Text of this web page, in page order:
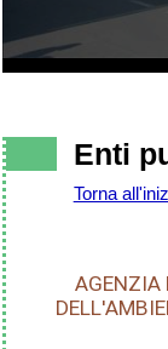
Enti
Torna
AGENZIA